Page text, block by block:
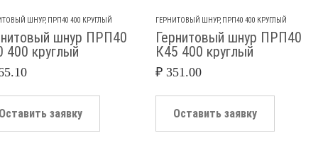
ШНУР, ПРП40 400 КРУГЛЫЙ
шнур ПРП40
400 круглый
Оставить заявку
ГЕРНИТОВЫЙ ШНУР, ПРП40 400 КРУГЛЫЙ
Гернитовый шнур ПРП40
К45 400 круглый
₽351.00
Оставить заявку